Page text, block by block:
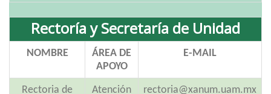
Rectoría y Secretaría de Unidad
NOMBRE
ÁREA DE
APOYO
E-MAIL
Rectoria de
Atención rectoria@xanum.uam.mx